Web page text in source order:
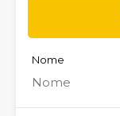
Nome